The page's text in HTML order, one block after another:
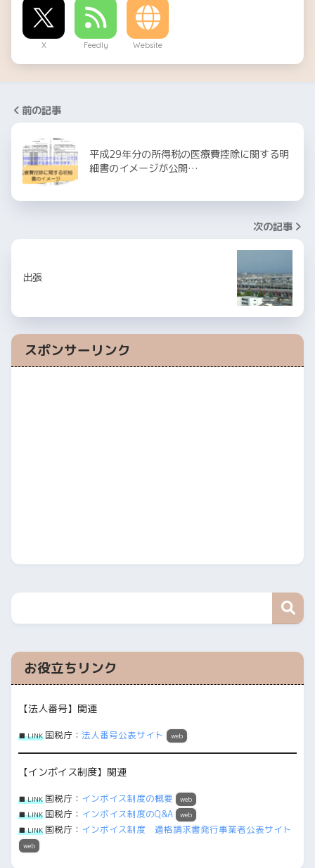
X Feedly Website
前の記事
平成29年分の所得税の医療費控除に関する明
細書のイメージが公開…
次の記事
出張
スポンサーリンク
お役立ちリンク
【法人番号】関連
■ LINK 国税庁： 法人番号公表サイト web
【インボイス制度】関連
■ LINK 国税庁： インボイス制度の概要 web
■ LINK 国税庁： インボイス制度のQ&A web
■ LINK 国税庁： インボイス制度 適格請求書発行事業者公表サイト
web